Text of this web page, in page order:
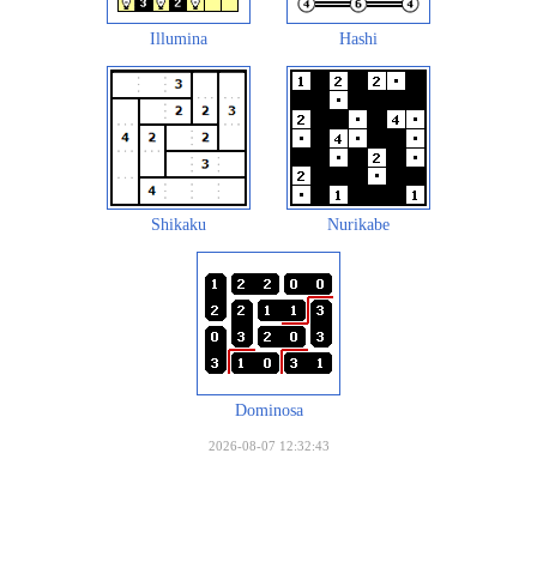
Illumina Hashi
Shikaku Nurikabe
Dominosa
2026-08-07 12:32:43